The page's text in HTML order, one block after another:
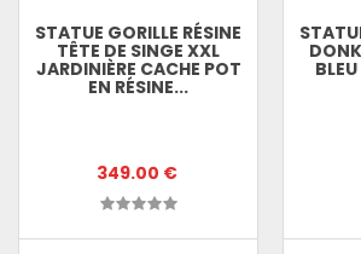
STATUE GORILLE RÉSINE
TÊTE DE SINGE XXL
JARDINIÈRE CACHE POT
EN RÉSINE...
349.00 €